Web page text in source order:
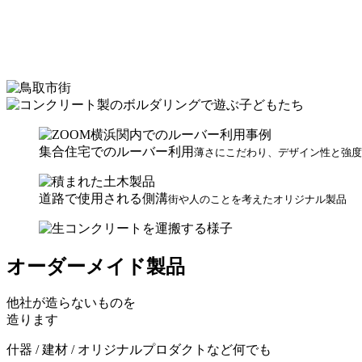
集合住宅でのルーバー利用 薄さにこだわり、デザイン性と強
道路で使用される側溝街や人のことを考えたオリジナル製品
オーダーメイド製品
他社が造らないものを
造ります
什器 / 建材 / オリジナルプロダクトなど何でも